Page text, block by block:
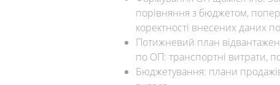
порівняння з бюджетом,
коректності внесених даних
Потижневий план
по ОП: транспортні витрати,
Бюджетування: плани